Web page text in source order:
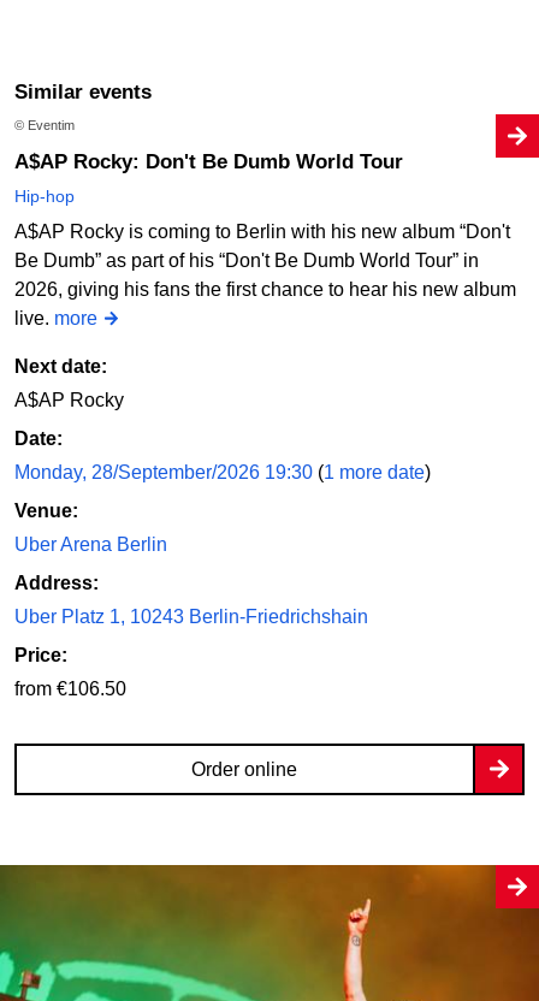
Similar events
© Eventim
A$AP Rocky: Don't Be Dumb World Tour
Hip-hop
A$AP Rocky is coming to Berlin with his new album “Don't
Be Dumb” as part of his “Don't Be Dumb World Tour” in
2026, giving his fans the first chance to hear his new album
live. more
Next date:
A$AP Rocky
Date:
Monday, 28/September/2026 19:30 (1 more date)
Venue:
Uber Arena Berlin
Address:
Uber Platz 1, 10243 Berlin-Friedrichshain
Price:
from €106.50
Order online